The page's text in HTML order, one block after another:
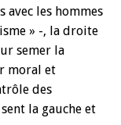
les hommes
» -, la droite
semer la
moral et
des
la gauche et